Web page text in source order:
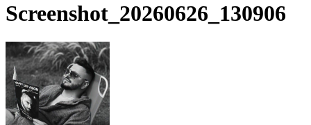
Screenshot_20260626_130906